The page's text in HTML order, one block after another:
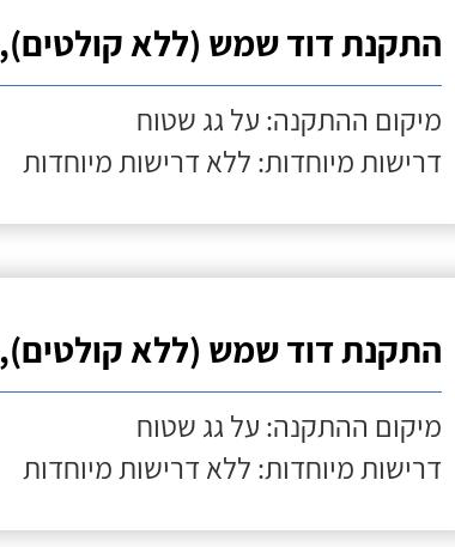
התקנת דוד שמש (ללא קולטים), 150 ליטר
מיקום ההתקנה: על גג שטוח
דרישות מיוחדות: ללא דרישות מיוחדות
התקנת דוד שמש (ללא קולטים), 80 ליטר
מיקום ההתקנה: על גג שטוח
דרישות מיוחדות: ללא דרישות מיוחדות